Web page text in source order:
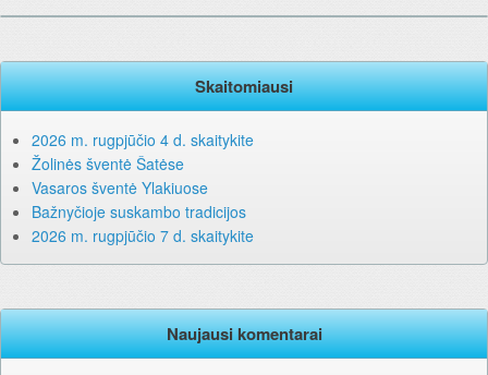
Skaitomiausi
2026 m. rugpjūčio 4 d. skaitykite
Žolinės šventė Šatėse
Vasaros šventė Ylakiuose
Bažnyčioje suskambo tradicijos
2026 m. rugpjūčio 7 d. skaitykite
Naujausi komentarai